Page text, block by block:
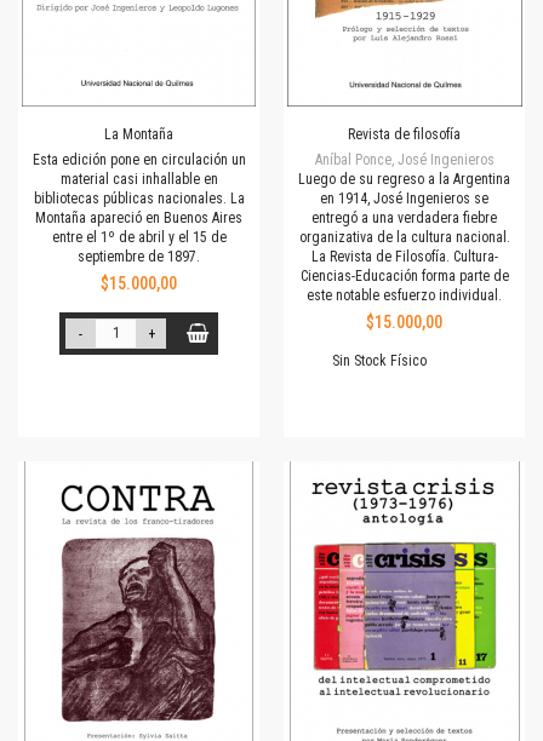
La Montaña
Esta edición pone en circulación un
material casi inhallable en
bibliotecas públicas nacionales. La
Montaña apareció en Buenos Aires
entre el 1º de abril y el 15 de
septiembre de 1897.
$15.000,00
- +
Revista de filosofía
Aníbal Ponce, José Ingenieros
Luego de su regreso a la Argentina
en 1914, José Ingenieros se
entregó a una verdadera fiebre
organizativa de la cultura nacional.
La Revista de Filosofía. Cultura-
Ciencias-Educación forma parte de
este notable esfuerzo individual.
$15.000,00
Sin Stock Físico